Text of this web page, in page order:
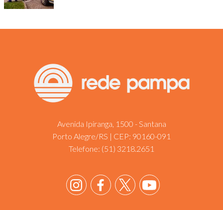
Avenida Ipiranga, 1500 - Santana
Porto Alegre/RS | CEP: 90160-091
Telefone: (51) 3218.2651